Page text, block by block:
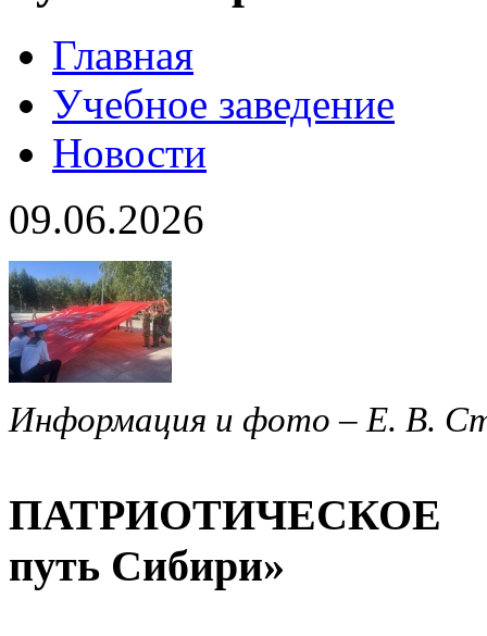
Главная
Учебное заведение
Новости
09.06.2026
Информация и фото – Е. В.
ПАТРИОТИЧЕСКОЕ
путь Сибири»